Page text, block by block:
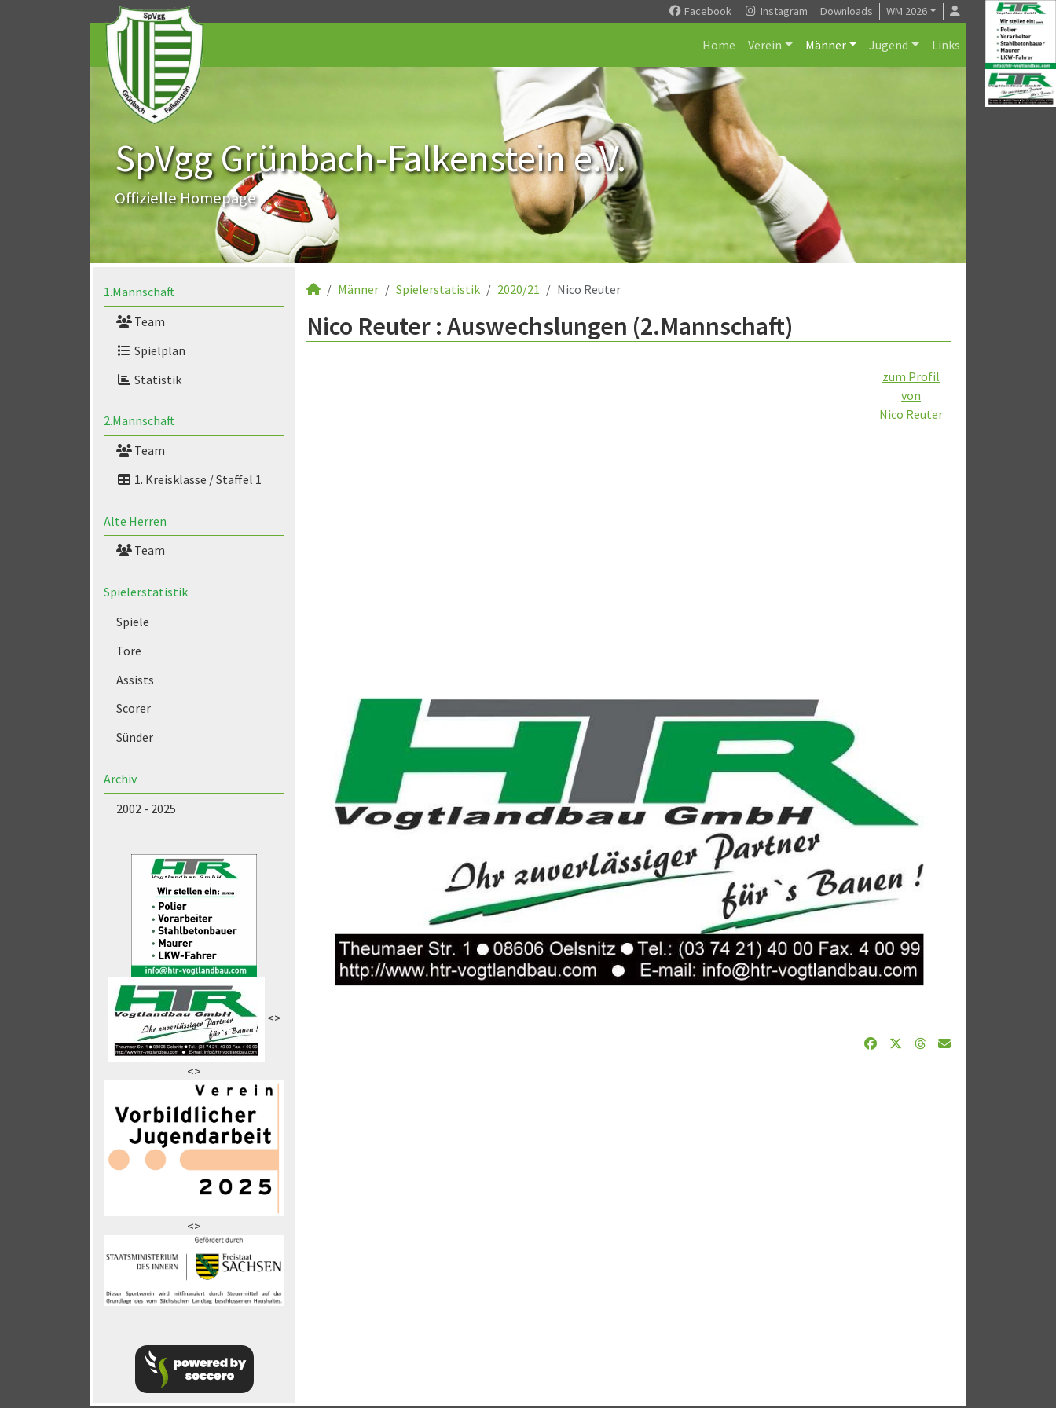
Facebook Instagram Downloads WM 2026
Home Verein Männer Jugend Links
SpVgg Grünbach-Falkenstein e.V.
Offizielle Homepage
1.Mannschaft
Team
Spielplan
Statistik
2.Mannschaft
Team
1. Kreisklasse / Staffel 1
Alte Herren
Team
Spielerstatistik
Spiele
Tore
Assists
Scorer
Sünder
Archiv
2002 - 2025
<>
<>
<>
Männer Spielerstatistik 2020/21 Nico Reuter
Nico Reuter : Auswechslungen (2.Mannschaft)
zum Profil
von
Nico Reuter